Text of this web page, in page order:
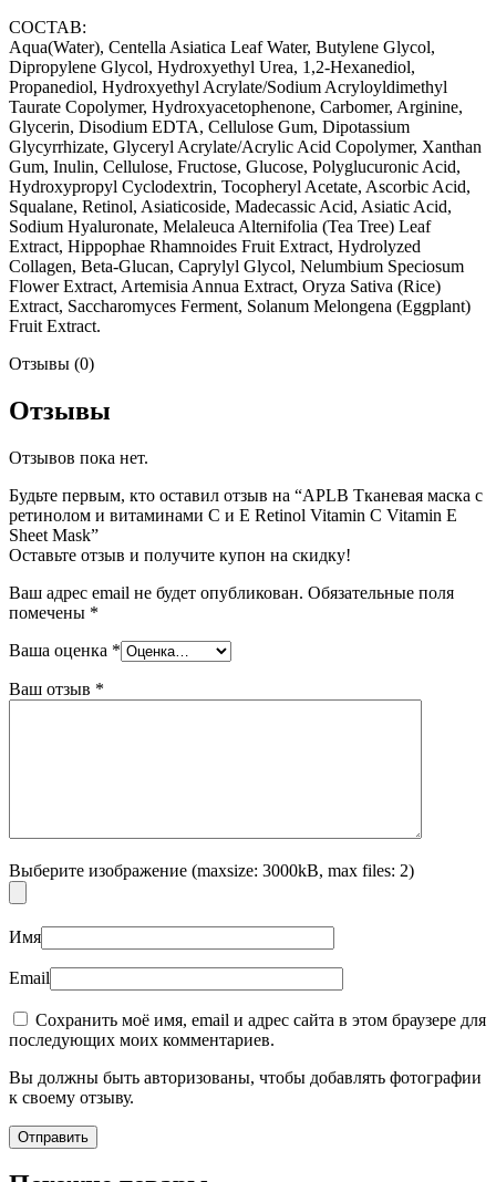
СОСТАВ:
Aqua(Water), Centella Asiatica Leaf Water, Butylene Glycol,
Dipropylene Glycol, Hydroxyethyl Urea, 1,2-Hexanediol,
Propanediol, Hydroxyethyl Acrylate/Sodium Acryloyldimethyl
Taurate Copolymer, Hydroxyacetophenone, Carbomer, Arginine,
Glycerin, Disodium EDTA, Cellulose Gum, Dipotassium
Glycyrrhizate, Glyceryl Acrylate/Acrylic Acid Copolymer, Xanthan
Gum, Inulin, Cellulose, Fructose, Glucose, Polyglucuronic Acid,
Hydroxypropyl Cyclodextrin, Tocopheryl Acetate, Ascorbic Acid,
Squalane, Retinol, Asiaticoside, Madecassic Acid, Asiatic Acid,
Sodium Hyaluronate, Melaleuca Alternifolia (Tea Tree) Leaf
Extract, Hippophae Rhamnoides Fruit Extract, Hydrolyzed
Collagen, Beta-Glucan, Caprylyl Glycol, Nelumbium Speciosum
Flower Extract, Artemisia Annua Extract, Oryza Sativa (Rice)
Extract, Saccharomyces Ferment, Solanum Melongena (Eggplant)
Fruit Extract.
Отзывы (0)
Отзывы
Отзывов пока нет.
Будьте первым, кто оставил отзыв на “APLB Тканевая маска с
ретинолом и витаминами С и Е Retinol Vitamin C Vitamin E
Sheet Mask”
Оставьте отзыв и получите купон на скидку!
Ваш адрес email не будет опубликован. Обязательные поля
помечены *
Ваша оценка *
Ваш отзыв *
Выберите изображение (maxsize: 3000kB, max files: 2)
Имя
Email
Сохранить моё имя, email и адрес сайта в этом браузере для
последующих моих комментариев.
Вы должны быть авторизованы, чтобы добавлять фотографии
к своему отзыву.